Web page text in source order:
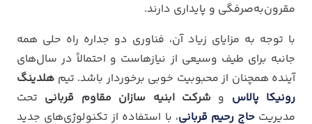
مقرون‌به‌صرفگی و پایداری دارند.
با توجه به مزایای زیاد آن، فناوری دو جداره راه حلی همه
جانبه برای طیف وسیعی از نیازهاست و احتمالاً در سال‌های
آینده همچنان از محبوبیت خوبی برخوردار باشد. تیم هلدینگ
رونیکا پالاس و شرکت ابنیه سازان مقاوم قربانی تحت
مدیریتحاج رحیم قربانی، با استفاده از تکنولوژی‌های جدید